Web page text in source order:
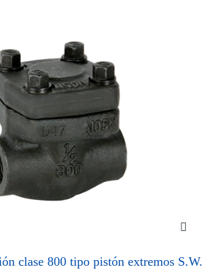
clase 800 tipo pistón extremos S.W.